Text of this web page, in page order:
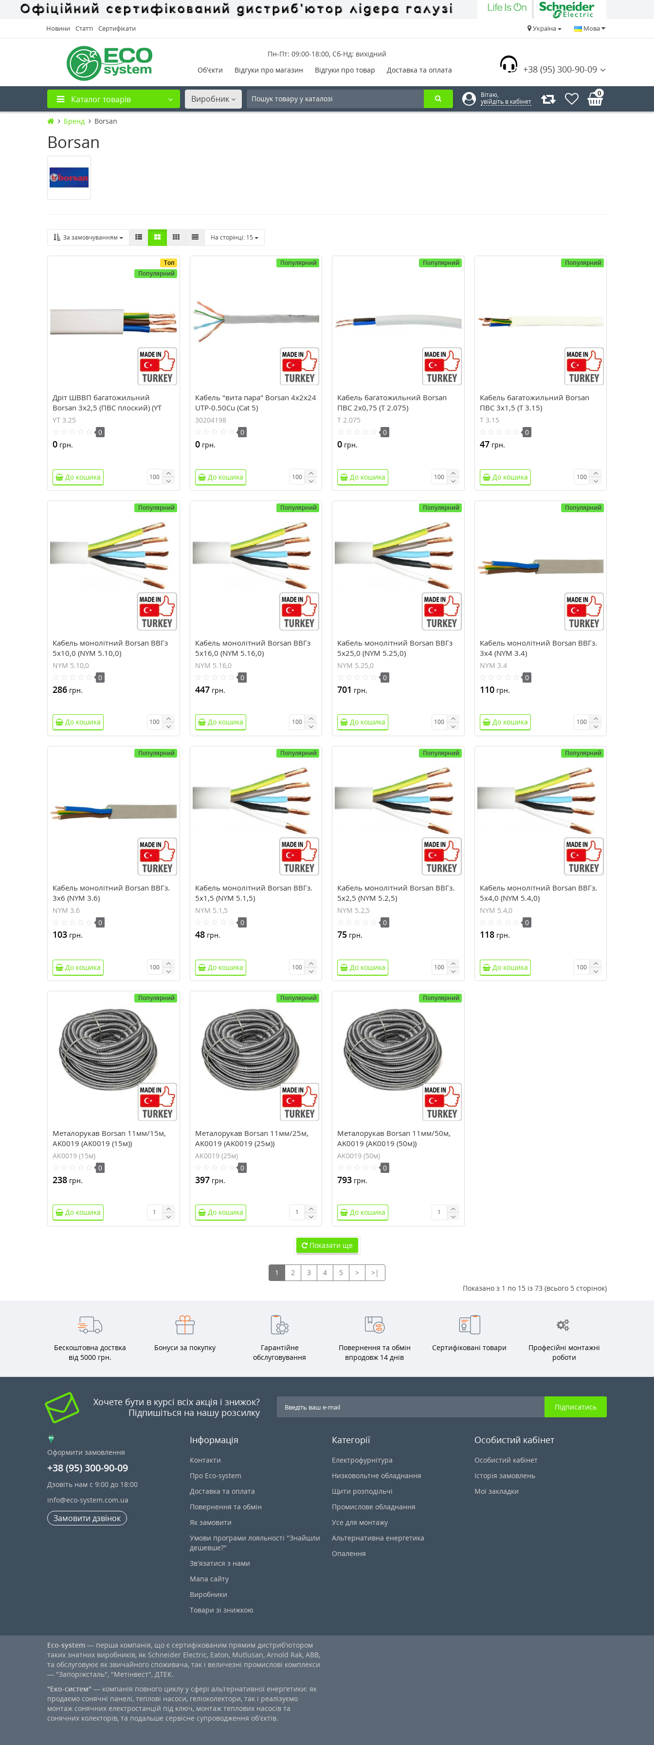
Новини Статті Сертифікати Мова
Україна
+38 (95) 300-90-09
Пн-Пт: 09:00-18:00, Сб-Нд: вихідний
Об'єкти
Відгуки про магазин Відгуки про товар Доставка та оплата
Каталог товарів Виробник
Вітаю,
увійдіть в кабінет
0
Бренд Borsan
Borsan
За замовчуванням На сторінці: 15
Топ
Популярний
Дріт ШВВП багатожильний
Borsan 3х2,5 (ПВС плоский) (YT
3.25)
YT 3.25
0
0 грн.
До кошика
Популярний
Кабель "вита пара" Borsan 4x2x24
UTP-0.50Cu (Cat 5)
30204198
0
0грн.
До кошика
Популярний
Кабель багатожильний Borsan
ПВС 2х0,75 (Т 2.075)
Т 2.075
0
0 грн.
До кошика
Популярний
Кабель багатожильний Borsan
ПВС 3х1,5 (Т 3.15)
Т 3.15
0
47грн.
До кошика
Популярний
Кабель монолітний Borsan ВВГз
5х10,0 (NYM 5.10,0)
NYM 5.10,0
0
286 грн.
До кошика
Популярний
Кабель монолітний Borsan ВВГз
5х16,0 (NYM 5.16,0)
NYM 5.16,0
0
447грн.
До кошика
Популярний
Кабель монолітний Borsan ВВГз
5х25,0 (NYM 5.25,0)
NYM 5.25,0
0
701 грн.
До кошика
Популярний
Кабель монолітний Borsan ВВГз.
3х4 (NYM 3.4)
NYM 3.4
0
110грн.
До кошика
Популярний
Кабель монолітний Borsan ВВГз.
3х6 (NYM 3.6)
NYM 3.6
0
103 грн.
До кошика
Популярний
Кабель монолітний Borsan ВВГз.
5х1,5 (NYM 5.1,5)
NYM 5.1,5
0
48грн.
До кошика
Популярний
Кабель монолітний Borsan ВВГз.
5х2,5 (NYM 5.2,5)
NYM 5.2,5
0
75 грн.
До кошика
Популярний
Кабель монолітний Borsan ВВГз.
5х4,0 (NYM 5.4,0)
NYM 5.4,0
0
118грн.
До кошика
Популярний
Металорукав Borsan 11мм/15м,
AK0019 (AK0019 (15м))
AK0019 (15м)
0
238 грн.
До кошика
Популярний
Металорукав Borsan 11мм/25м,
AK0019 (AK0019 (25м))
AK0019 (25м)
0
397грн.
До кошика
Популярний
Металорукав Borsan 11мм/50м,
AK0019 (AK0019 (50м))
AK0019 (50м)
0
793 грн.
До кошика
Показати ще
1 2 3 4 5 >
>|
Показано з 1 по 15 із 73 (всього 5 сторінок)
Бескоштовна доствка
від 5000 грн.
Бонуси за покупку
Гарантійне
обслуговування
Повернення та обмін
впродовж 14 днів
Сертифіковані товари
Професійні монтажні
роботи
Хочете бути в курсі всіх акція і знижок?
Підпишіться на нашу розсилку
Підписатись
Оформити замовлення
+38 (95) 300-90-09
Дзовіть нам с 9:00 до 18:00
info@eco-system.com.ua
Замовити дзвінок
Інформація
Контакти
Про Eco-system
Доставка та оплата
Повернення та обмін
Як замовити
Умови програми лояльності "Знайшли
дешевше?"
Зв’язатися з нами
Мапа сайту
Виробники
Товари зі знижкою
Категорії
Електрофурнітура
Низковольтне обладнання
Щити розподільчі
Промислове обладнання
Усе для монтажу
Альтернативна енергетика
Опалення
Особистий кабінет
Особистий кабінет
Історія замовлень
Мої закладки
Eco-system — перша компанія, що є сертифікованим прямим дистриб'ютором
таких знатних виробників, як Schneider Electric, Eaton, Mutlusan, Arnold Rak, ABB,
та обслуговуює як звичайного споживача, так і величезні промислові комплекси
— "Запоріжсталь", "Метінвест", ДТЕК.
"Еко-систем" — компанія повного циклу у сфері альтернативної енергетики: як
продаємо сонячні панелі, теплові насоси, геліоколектори, так і реалізуємо
монтаж сонячних електростанцій під ключ, монтаж теплових насосів та
сонячних колекторів, та подальше сервісне супроводження об'єктів.